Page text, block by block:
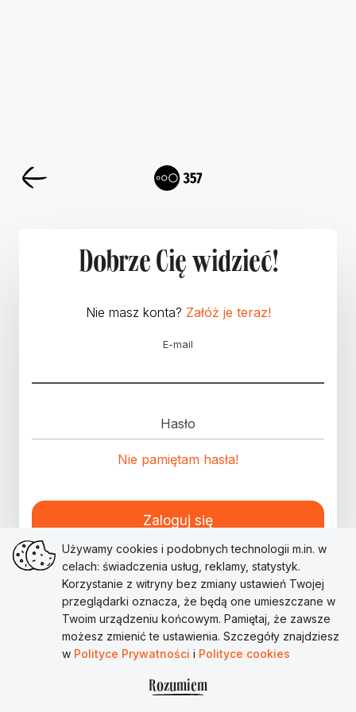
Dobrze Cię widzieć!
Nie masz konta? Załóż je teraz!
E-mail
Hasło
Nie pamiętam hasła!
Zaloguj się
Używamy cookies i podobnych technologii m.in. w
celach: świadczenia usług, reklamy, statystyk.
Korzystanie z witryny bez zmiany ustawień Twojej
przeglądarki oznacza, że będą one umieszczane w
Twoim urządzeniu końcowym. Pamiętaj, że zawsze
możesz zmienić te ustawienia. Szczegóły znajdziesz
w Polityce Prywatności i Polityce cookies
Rozumiem